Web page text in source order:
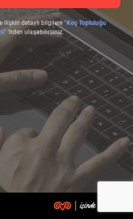
ilişkin detaylı bilgilere “Koç Topluluğu
‘nden ulaşabilirsiniz.